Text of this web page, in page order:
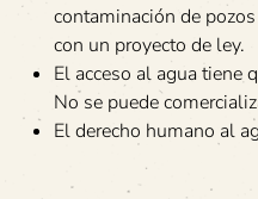
contaminación de
con un proyecto de ley.
El acceso al agua tiene
No se puede
El derecho humano al